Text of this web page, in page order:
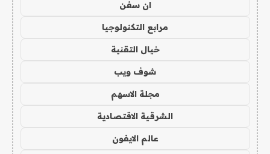
ان سفن
مرابع التكنولوجيا
خيال التقنية
شوف ويب
مجلة الاسهم
الشرقية الاقتصادية
عالم الايفون